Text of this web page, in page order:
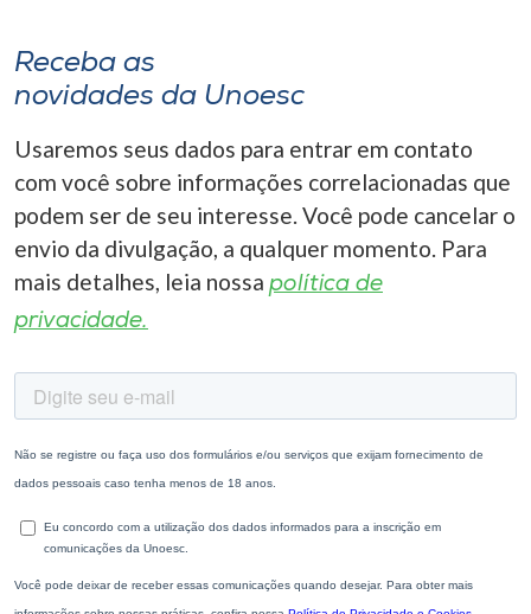
Receba as
novidades da Unoesc
Usaremos seus dados para entrar em contato
com você sobre informações correlacionadas que
podem ser de seu interesse. Você pode cancelar o
envio da divulgação, a qualquer momento. Para
mais detalhes, leia nossa política de
privacidade.